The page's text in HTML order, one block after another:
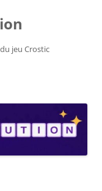
jeu Crostic